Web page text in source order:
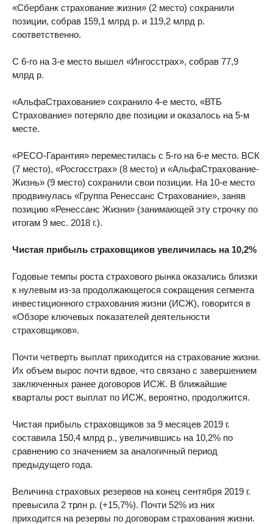
«Сбербанк страхование жизни» (2 место) сохранили
позиции, собрав 159,1 млрд р. и 119,2 млрд р.
соответственно.
С 6-го на 3-е место вышел «Ингосстрах», собрав 77,9
млрд р.
«АльфаСтрахование» сохранило 4-е место, «ВТБ
Страхование» потеряло две позиции и оказалось на 5-м
месте.
«РЕСО-Гарантия» переместилась с 5-го на 6-е место. ВСК
(7 место), «Росгосстрах» (8 место) и «АльфаСтрахование-
Жизнь» (9 место) сохранили свои позиции. На 10-е место
продвинулась «Группа Ренессанс Страхование», заняв
позицию «Ренессанс Жизни» (занимающей эту строчку по
итогам 9 мес. 2018 г.).
Чистая прибыль страховщиков увеличилась на 10,2%
Годовые темпы роста страхового рынка оказались близки
к нулевым из-за продолжающегося сокращения сегмента
инвестиционного страхования жизни (ИСЖ), говорится в
«Обзоре ключевых показателей деятельности
страховщиков».
Почти четверть выплат приходится на страхование жизни.
Их объем вырос почти вдвое, что связано с завершением
заключенных ранее договоров ИСЖ. В ближайшие
кварталы рост выплат по ИСЖ, вероятно, продолжится.
Чистая прибыль страховщиков за 9 месяцев 2019 г.
составила 150,4 млрд р., увеличившись на 10,2% по
сравнению со значением за аналогичный период
предыдущего года.
Величина страховых резервов на конец сентября 2019 г.
превысила 2 трлн р. (+15,7%). Почти 52% из них
приходится на резервы по договорам страхования жизни.